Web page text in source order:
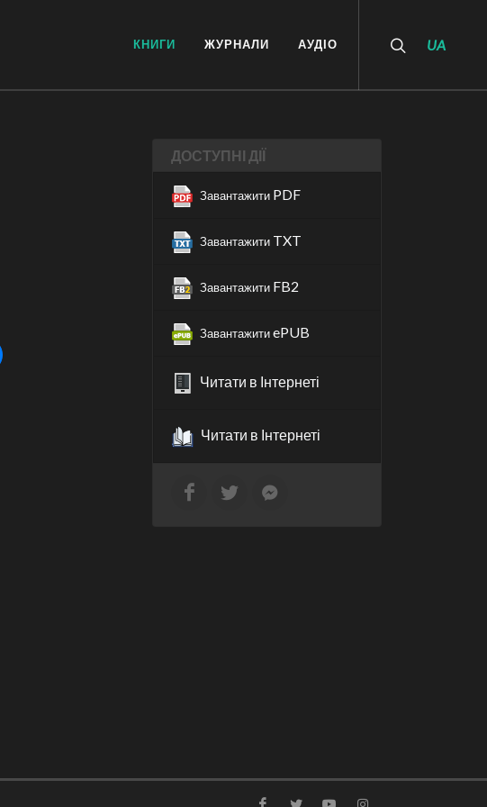
UA
КНИГИ ЖУРНАЛИ АУДІО
ДОСТУПНІ ДІЇ
Завантажити PDF
Завантажити TXT
Завантажити FB2
ЗавантажитиePUB
Читати в Інтернеті
Читати в Інтернеті